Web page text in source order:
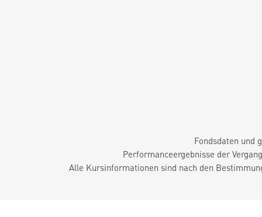
Fondsdaten und
Performanceergebnisse der
Alle Kursinformationen sind nach den